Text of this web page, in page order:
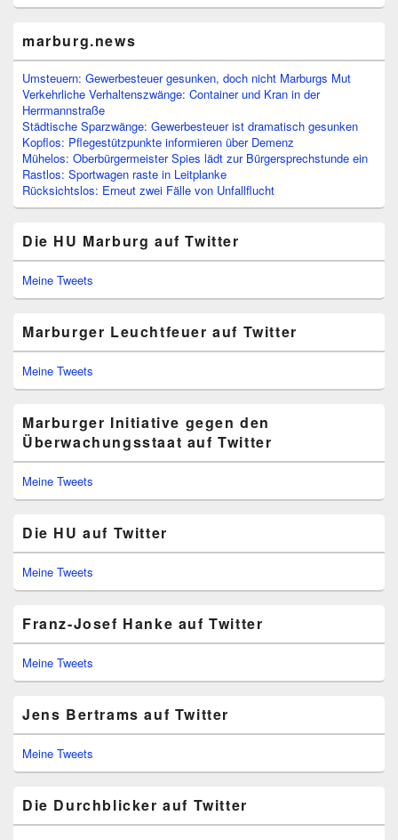
marburg.news
Umsteuern: Gewerbesteuer gesunken, doch nicht Marburgs Mut
Verkehrliche Verhaltenszwänge: Container und Kran in der
Herrmannstraße
Städtische Sparzwänge: Gewerbesteuer ist dramatisch gesunken
Kopflos: Pflegestützpunkte informieren über Demenz
Mühelos: Oberbürgermeister Spies lädt zur Bürgersprechstunde ein
Rastlos: Sportwagen raste in Leitplanke
Rücksichtslos: Erneut zwei Fälle von Unfallflucht
Die HU Marburg auf Twitter
Meine Tweets
Marburger Leuchtfeuer auf Twitter
Meine Tweets
Marburger Initiative gegen den
Überwachungsstaat auf Twitter
Meine Tweets
Die HU auf Twitter
Meine Tweets
Franz-Josef Hanke auf Twitter
Meine Tweets
Jens Bertrams auf Twitter
Meine Tweets
Die Durchblicker auf Twitter